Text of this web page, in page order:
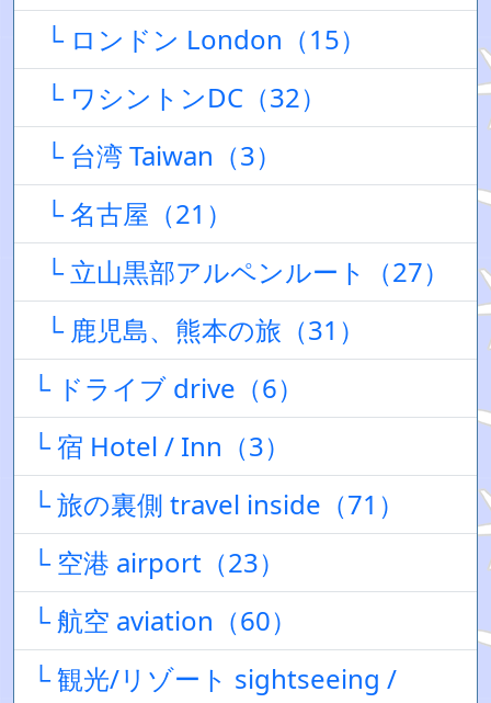
└ ロンドン London（15）
└ ワシントンDC（32）
└ 台湾 Taiwan（3）
└ 名古屋（21）
└ 立山黒部アルペンルート（27）
└ 鹿児島、熊本の旅（31）
└ ドライブ drive（6）
└ 宿 Hotel / Inn（3）
└ 旅の裏側 travel inside（71）
└ 空港 airport（23）
└ 航空 aviation（60）
└ 観光/リゾート sightseeing /